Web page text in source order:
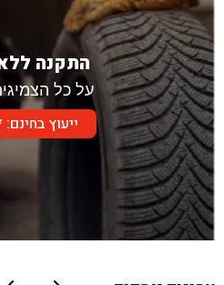
התקנה
על כל
ייעוץ בחינם: